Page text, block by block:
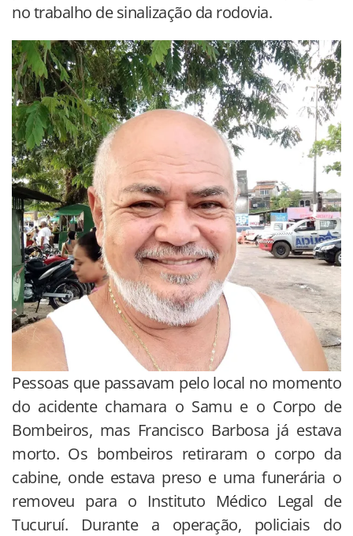
no trabalho de sinalização da rodovia.
Pessoas que passavam pelo local no momento
do acidente chamara o Samu e o Corpo de
Bombeiros, mas Francisco Barbosa já estava
morto. Os bombeiros retiraram o corpo da
cabine, onde estava preso e uma funerária o
removeu para o Instituto Médico Legal de
Tucuruí. Durante a operação, policiais do